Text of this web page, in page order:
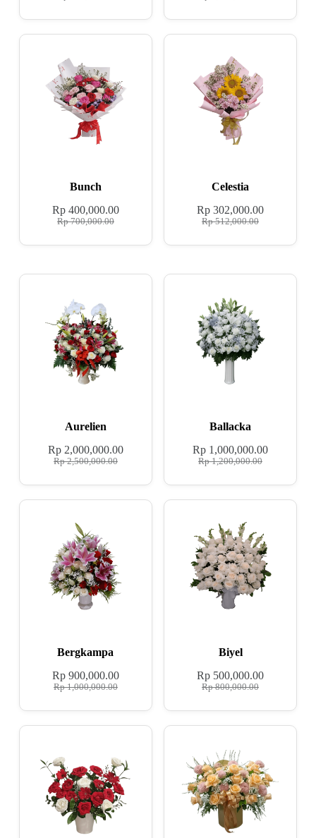
Bunch
Rp700,000.00
Rp400,000.00
Celestia
Rp512,000.00
Rp 302,000.00
Aurelien
Rp2,500,000.00
Rp2,000,000.00
Ballacka
Rp1,200,000.00
Rp 1,000,000.00
Bergkampa
Rp1,000,000.00
Rp900,000.00
Biyel
Rp800,000.00
Rp 500,000.00